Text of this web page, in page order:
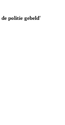
de politie gebeld'